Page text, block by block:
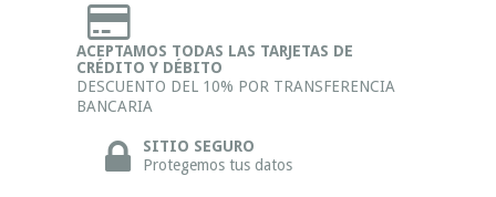
ACEPTAMOS TODAS LAS TARJETAS DE
CRÉDITO Y DÉBITO
DESCUENTO DEL 10% POR TRANSFERENCIA
BANCARIA
SITIO SEGURO
Protegemos tus datos